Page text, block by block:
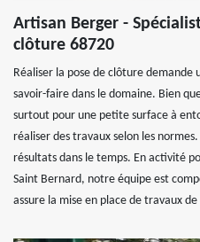
Artisan Berger -
clôture 68720
Réaliser la pose de clôture
savoir-faire dans le domaine. Bien
surtout pour une petite surface à
réaliser des travaux selon les
résultats dans le temps. En activité
Saint Bernard, notre équipe est
assure la mise en place de travaux